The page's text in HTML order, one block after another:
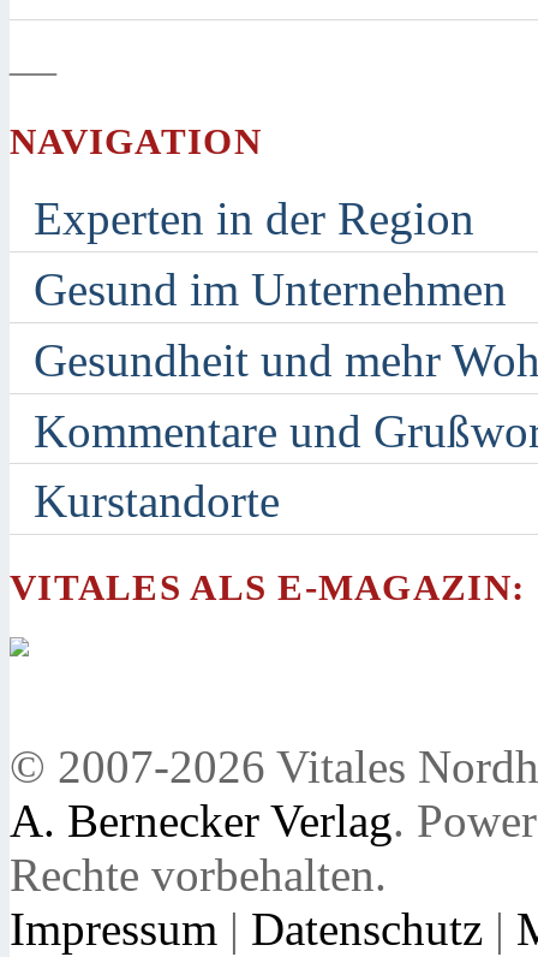
—
NAVIGATION
Experten in der Region
Gesund im Unternehmen
Gesundheit und mehr
Kommentare und
Kurstandorte
VITALES ALS E-MAGAZIN:
© 2007-2026 Vitales
A. Bernecker Verlag.
Rechte vorbehalten.
Impressum | Datenschutz |